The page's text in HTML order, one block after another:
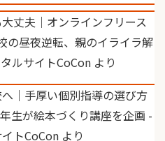
丈夫｜オンラインフリース
の昼夜逆転、親のイライラ解
ルサイトCoCon より
｜手厚い個別指導の選び方
生が絵本づくり講座を企画 -
トCoCon より